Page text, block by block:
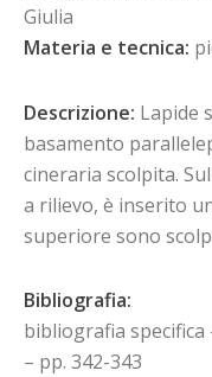
Giulia
Materia e tecnica:
Descrizione: Lapide
basamento
cineraria scolpita.
a rilievo, è inserito
superiore sono
Bibliografia:
bibliografia specifica
– pp. 342-343